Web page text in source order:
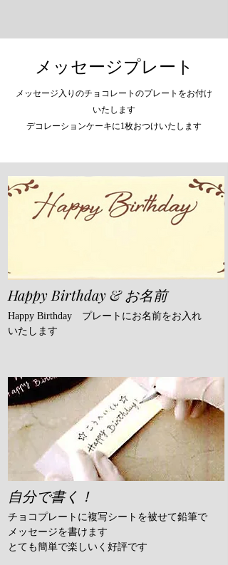
サイズ
4
メッセージプレート
​メッセージ入りのチョコレートのプレートをお付け
いたします
​デコレーションケーキに1枚おつけいたします
Happy Birthday & お名前
Happy Birthday プレートにお名前をお入れ
いたします
自分で書く！
チョコプレートに複写シートを被せて鉛筆で
メッセージを書けます
​とても簡単で楽しいく好評です